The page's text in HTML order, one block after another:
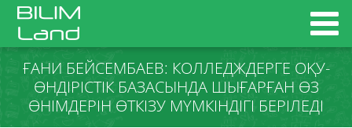
ҒАНИ БЕЙСЕМБАЕВ: КОЛЛЕДЖДЕРГЕ ОҚУ-
ӨНДІРІСТІК БАЗАСЫНДА ШЫҒАРҒАН ӨЗ
ӨНІМДЕРІН ӨТКІЗУ МҮМКІНДІГІ БЕРІЛЕДІ